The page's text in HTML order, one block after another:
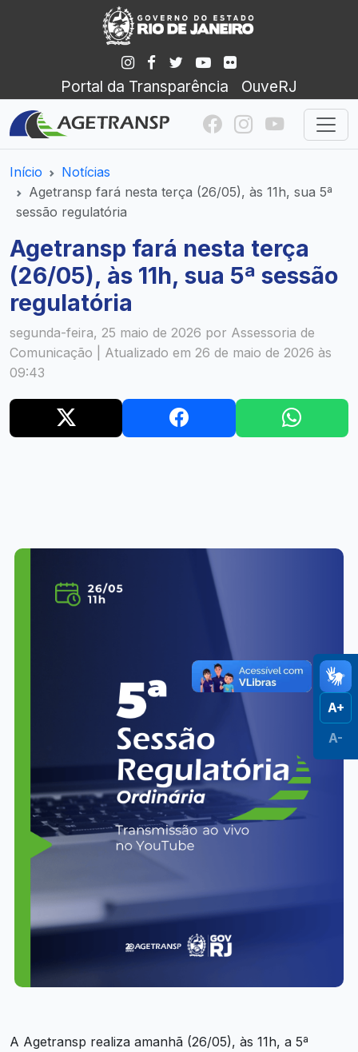
Portal da Transparência OuveRJ
Início
Notícias
Agetransp fará nesta terça (26/05), às 11h, sua 5ª
sessão regulatória
Agetransp fará nesta terça
(26/05), às 11h, sua 5ª sessão
regulatória
segunda-feira, 25 maio de 2026 por Assessoria de
Comunicação | Atualizado em 26 de maio de 2026 às
09:43
A Agetransp realiza amanhã (26/05), às 11h, a 5ª
A+
A-